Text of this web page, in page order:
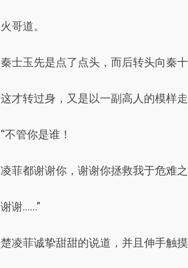
火哥道。
秦士玉先是点了点头，而后转头向秦十
这才转过身，又是以一副高人的模样走
“不管你是谁！
凌菲都谢谢你，谢谢你拯救我于危难之
谢谢……”
楚凌菲诚挚甜甜的说道，并且伸手触